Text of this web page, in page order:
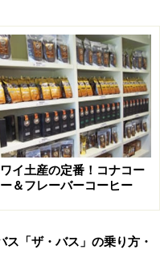
イ土産の定番！コナコー
＆フレーバーコーヒー
ス「ザ・バス」の乗り方・